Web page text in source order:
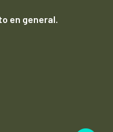
en general.